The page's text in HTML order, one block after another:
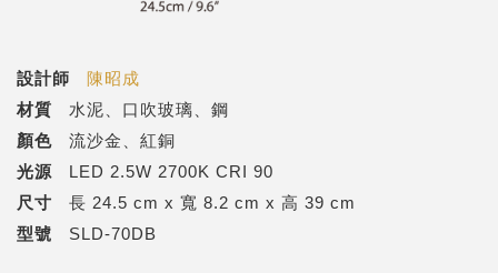
設計師
陳昭成
材質 水泥、口吹玻璃、鋼
顏色 流沙金、紅銅
光源 LED 2.5W 2700K CRI 90
尺寸 長 24.5 cm x 寬 8.2 cm x 高 39 cm
型號 SLD-70DB